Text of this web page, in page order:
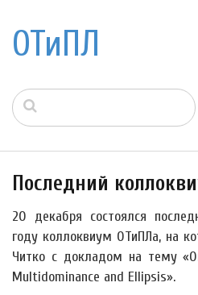
ОТиПЛ
Последний
20 декабря состоялся
году коллоквиум ОТиПЛа, на
Читко с докладом на тему
Multidominance and Ellipsis».